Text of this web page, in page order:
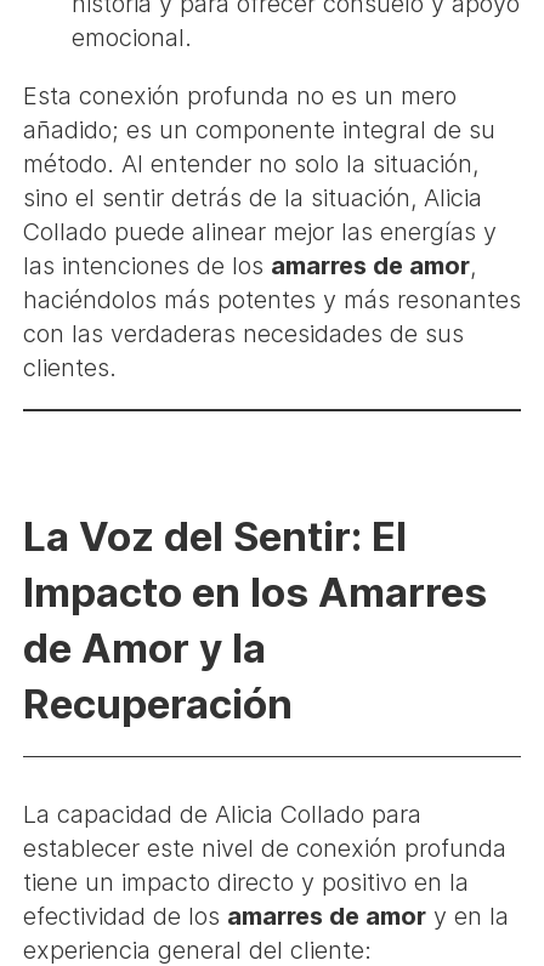
emocional.
Esta conexión profunda no es un mero
añadido; es un componente integral de su
método. Al entender no solo la situación,
sino el sentir detrás de la situación, Alicia
Collado puede alinear mejor las energías y
las intenciones de los amarres de amor,
haciéndolos más potentes y más resonantes
con las verdaderas necesidades de sus
clientes.
La Voz del Sentir: El
Impacto en los Amarres
de Amor y la
Recuperación
La capacidad de Alicia Collado para
establecer este nivel de conexión profunda
tiene un impacto directo y positivo en la
efectividad de los amarres de amory en la
experiencia general del cliente: